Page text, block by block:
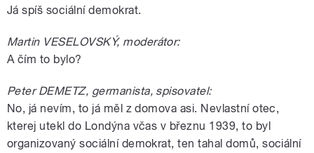
Já spíš sociální demokrat.
Martin VESELOVSKÝ, moderátor:
A čím to bylo?
Peter DEMETZ, germanista, spisovatel:
No, já nevím, to já měl z domova asi. Nevlastní otec,
kterej utekl do Londýna včas v březnu 1939, to byl
organizovaný sociální demokrat, ten tahal domů, sociální